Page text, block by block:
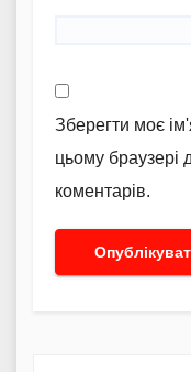
Зберегти моє
цьому браузері
коментарів.